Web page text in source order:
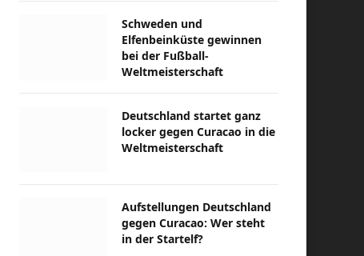
Schweden und
Elfenbeinküste gewinnen
bei der Fußball-
Weltmeisterschaft
Deutschland startet ganz
locker gegen Curacao in die
Weltmeisterschaft
Aufstellungen Deutschland
gegen Curacao: Wer steht
in der Startelf?